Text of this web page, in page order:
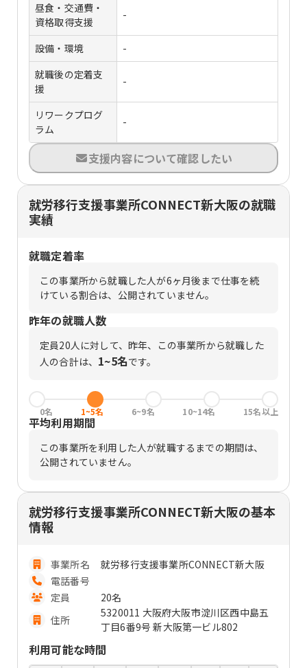
昼食・交通費・
資格取得支援
-
設備・環境
-
就職後の定着支
援
-
リワークプログ
ラム
-
支援内容について確認したい
就労移行支援事業所CONNECT新大阪の就職
実績
就職定着率
この事業所から就職した人が6ヶ月後まで仕事を続
けている割合は、公開されていません。
昨年の就職人数
定員20人に対して、昨年、この事業所から就職した
人の合計は、 1~5名です。
0名 1~5名 6~9名 10~14名 15名以上
平均利用期間
この事業所を利用した人が就職するまでの期間は、
公開されていません。
就労移行支援事業所CONNECT新大阪の基本
情報
事業所名
就労移行支援事業所CONNECT新大阪
電話番号
定員
20名
住所
5320011 大阪府大阪市淀川区西中島五
丁目6番9号 新大阪第一ビル802
利用可能な時間